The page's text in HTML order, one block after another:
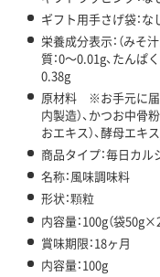
ギフト用手さげ袋：な
栄養成分表示：（みそ
質：0～0.01g、たんぱ
0.38g
原材料 ※お手元に届
内製造）、かつお中骨
おエキス）、酵母エキ
商品タイプ：毎日カル
名称：風味調味料
形状：顆粒
内容量：100g（袋
賞味期限：18ヶ月
内容量：100g